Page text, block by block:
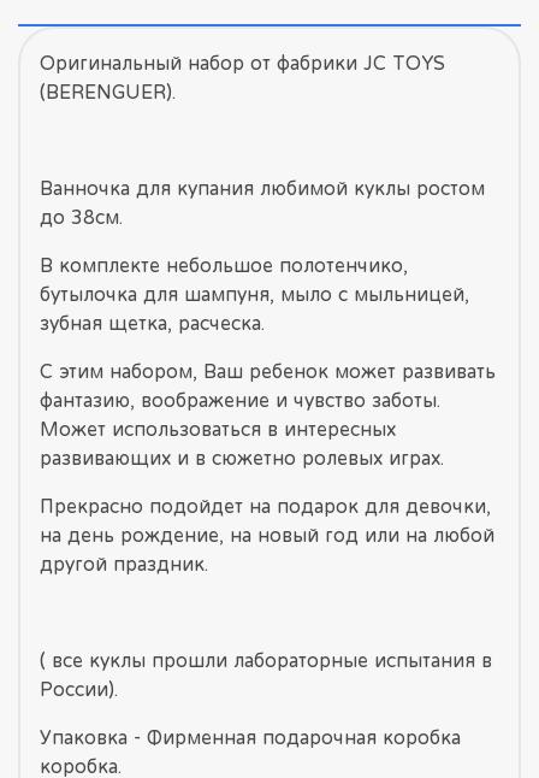
Оригинальный набор от фабрики JC TOYS
(BERENGUER).
Ванночка для купания любимой куклы ростом
до 38см.
В комплекте небольшое полотенчико,
бутылочка для шампуня, мыло с мыльницей,
зубная щетка, расческа.
С этим набором, Ваш ребенок может развивать
фантазию, воображение и чувство заботы.
Может использоваться в интересных
развивающих и в сюжетно ролевых играх.
Прекрасно подойдет на подарок для девочки,
на день рождение, на новый год или на любой
другой праздник.
( все куклы прошли лабораторные испытания в
России).
Упаковка - Фирменная подарочная коробка
коробка.